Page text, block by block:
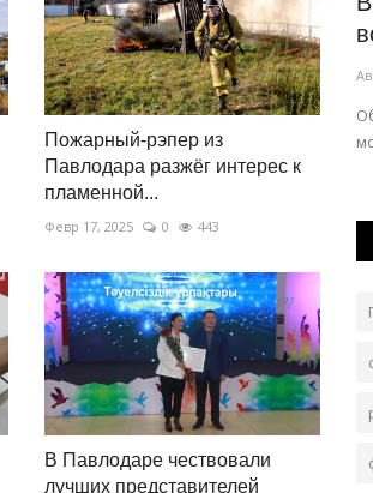
Пожарный-рэпер из
Павлодара разжёг интерес к
пламенной...
Февр 17, 2025 0 443
В Павлодаре чествовали
лучших представителей
138
пройдут ремонтные работы